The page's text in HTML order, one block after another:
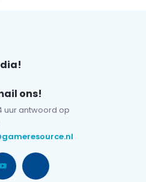
ons!
uur antwoord op